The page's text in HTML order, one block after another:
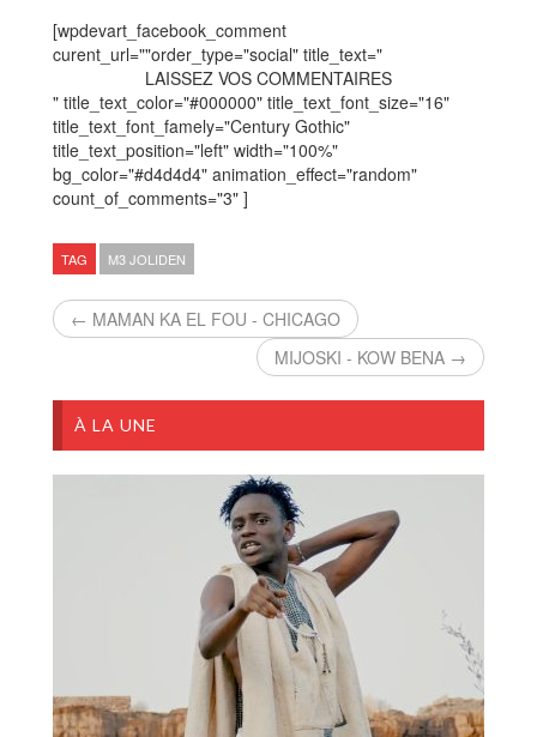
[wpdevart_facebook_comment
curent_url=""order_type="social" title_text="
LAISSEZ VOS COMMENTAIRES
" title_text_color="#000000" title_text_font_size="16"
title_text_font_famely="Century Gothic"
title_text_position="left" width="100%"
bg_color="#d4d4d4" animation_effect="random"
count_of_comments="3" ]
TAG M3 JOLIDEN
← MAMAN KA EL FOU - CHICAGO
MIJOSKI - KOW BENA →
À LA UNE